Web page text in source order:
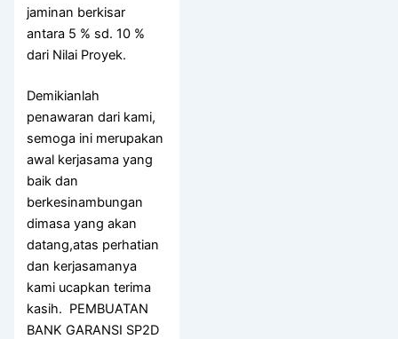
jaminan berkisar
antara 5 % sd. 10 %
dari Nilai Proyek.
Demikianlah
penawaran dari kami,
semoga ini merupakan
awal kerjasama yang
baik dan
berkesinambungan
dimasa yang akan
datang,atas perhatian
dan kerjasamanya
kami ucapkan terima
kasih. PEMBUATAN
BANK GARANSI SP2D